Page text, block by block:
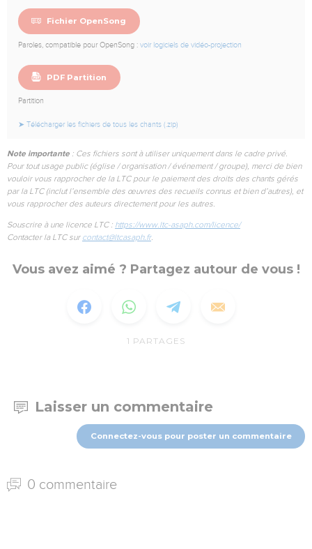
Fichier OpenSong
Paroles, compatible pour OpenSong : voir logiciels de vidéo-projection
PDF Partition
Partition
➤ Télécharger les fichiers de tous les chants (.zip)
Note importante : Ces fichiers sont à utiliser uniquement dans le cadre privé.
Pour tout usage public (église / organisation / événement / groupe), merci de bien
vouloir vous rapprocher de la LTC pour le paiement des droits des chants gérés
par la LTC (inclut l’ensemble des œuvres des recueils connus et bien d’autres), et
vous rapprocher des auteurs directement pour les autres.
Souscrire à une licence LTC : https://www.ltc-asaph.com/licence/
Contacter la LTC sur contact@ltcasaph.fr.
Vous avez aimé ? Partagez autour de vous !
1 PARTAGES
Laisser un commentaire
Connectez-vous pour poster un commentaire
0 commentaire